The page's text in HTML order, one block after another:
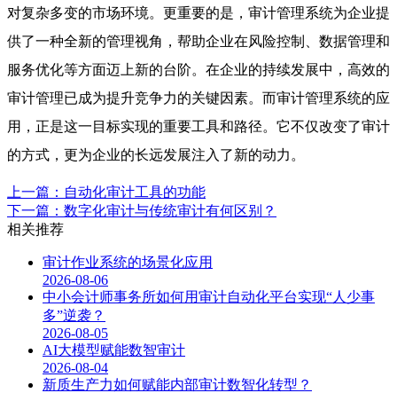
对复杂多变的市场环境。更重要的是，审计管理系统为企业提
供了一种全新的管理视角，帮助企业在风险控制、数据管理和
服务优化等方面迈上新的台阶。在企业的持续发展中，高效的
审计管理已成为提升竞争力的关键因素。而审计管理系统的应
用，正是这一目标实现的重要工具和路径。它不仅改变了审计
的方式，更为企业的长远发展注入了新的动力。
上一篇：自动化审计工具的功能
下一篇：数字化审计与传统审计有何区别？
相关推荐
审计作业系统的场景化应用
2026-08-06
中小会计师事务所如何用审计自动化平台实现“人少事
多”逆袭？
2026-08-05
AI大模型赋能数智审计
2026-08-04
新质生产力如何赋能内部审计数智化转型？